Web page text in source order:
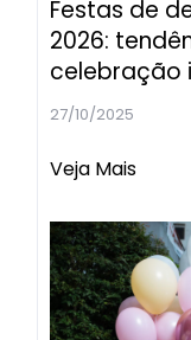
Festas de
2026:
celebração
27/10/2025
Veja Mais